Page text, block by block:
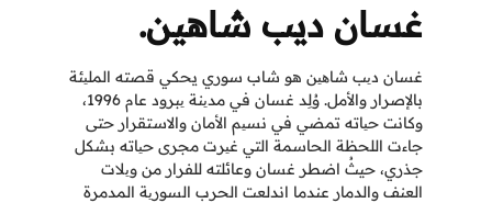
غسان ديب شاهين.
غسان دیب شاھین هو شاب سوري يحكي قصته الملیئة
بالإصرار والأمل. وُلِد غسان في مدینة یبرود عام 1996،
وكانت حیاته تمضي في نسیم الأمان والاستقرار حتى
جاءت اللحظة الحاسمة التي غیرت مجرى حیاته بشكل
جذري، حيثُ اضطر غسان وعائلته للفرار من ویلات
العنف والدمار عندما اندلعت الحرب السوریة المدمرة